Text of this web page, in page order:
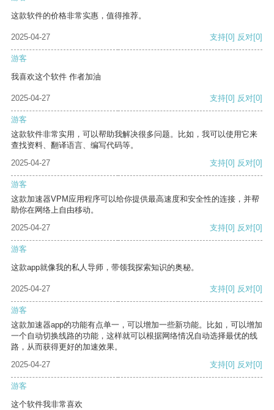
这款软件的价格非常实惠，值得推荐。
2025-04-27 支持[0] 反对[0]
游客
我喜欢这个软件 作者加油
2025-04-27 支持[0] 反对[0]
游客
这款软件非常实用，可以帮助我解决很多问题。比如，我可以使用它来
查找资料、翻译语言、编写代码等。
2025-04-27
支持[0] 反对[0]
游客
这款加速器VPM应用程序可以给你提供最高速度和安全性的连接，并帮
助你在网络上自由移动。
2025-04-27
支持[0] 反对[0]
游客
这款app就像我的私人导师，带领我探索知识的奥秘。
2025-04-27 支持[0] 反对[0]
游客
这款加速器app的功能有点单一，可以增加一些新功能。比如，可以增加
一个自动切换线路的功能，这样就可以根据网络情况自动选择最优的线
路，从而获得更好的加速效果。
2025-04-27
支持[0] 反对[0]
游客
这个软件我非常喜欢